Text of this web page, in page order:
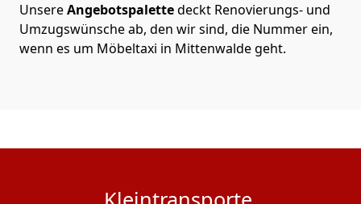
UnsereAngebotspalettedeckt Renovierungs- und
Umzugswünsche ab, den wir sind, die Nummer ein,
wenn es um Möbeltaxi in Mittenwalde geht.